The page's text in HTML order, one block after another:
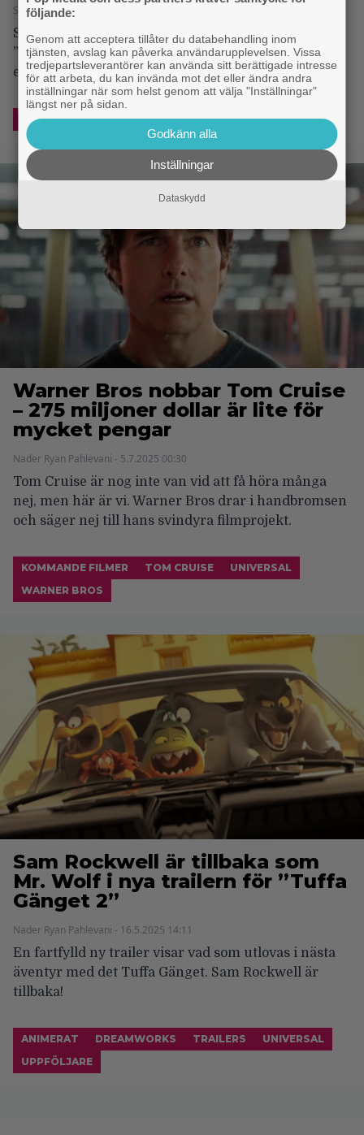
Simone Svensson - 2.8.2025 17:00
Stjärnduon spelar tillsammans för första gången i
”Dance Parents”. För Channing Tatum blir det en
efterlängtad återkomst till dansens värld.
UNIVERSAL
Warner Bros nobbar Tom Cruise
– 275 miljoner dollar är lite för
mycket pengar
Nader Ryan Pahlevani - 5.7.2025 00:30
Tom Cruise är nog inte van vid att få höra många
nej, men här är vi. Warner Bros drar i handbromsen
och säger nej till hans svindyra filmprojekt.
KOMMANDE FILMER TOM CRUISE
UNIVERSAL
WARNER BROS
Sam Rockwell är tillbaka som
Mr. Wolf i nya trailern för ”Tuffa
Gänget 2”
Nader Ryan Pahlevani - 16.5.2025 14:11
En fartfylld ny trailer visar vad som utlovas i nästa
äventyr med det Tuffa Gänget. Sam Rockwell är
tillbaka!
ANIMERAT DREAMWORKS TRAILERS
UNIVERSAL
UPPFÖLJARE
följande:
Genom att acceptera tillåter du databehandling inom
tjänsten, avslag kan påverka användarupplevelsen. Vissa
tredjepartsleverantörer kan använda sitt berättigade intresse
för att arbeta, du kan invända mot det eller ändra andra
inställningar när som helst genom att välja "Inställningar"
längst ner på sidan.
Godkänn alla
Inställningar
Dataskydd